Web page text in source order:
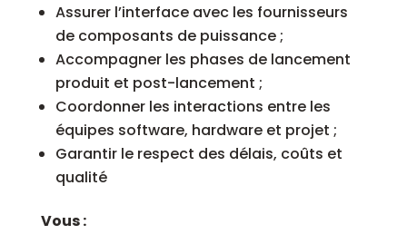
Assurer l’interface avec les fournisseurs
de composants de puissance ;
Accompagner les phases de lancement
produit et post-lancement ;
Coordonner les interactions entre les
équipes software, hardwareet projet ;
Garantir le respect des délais, coûts et
qualité
Vous :